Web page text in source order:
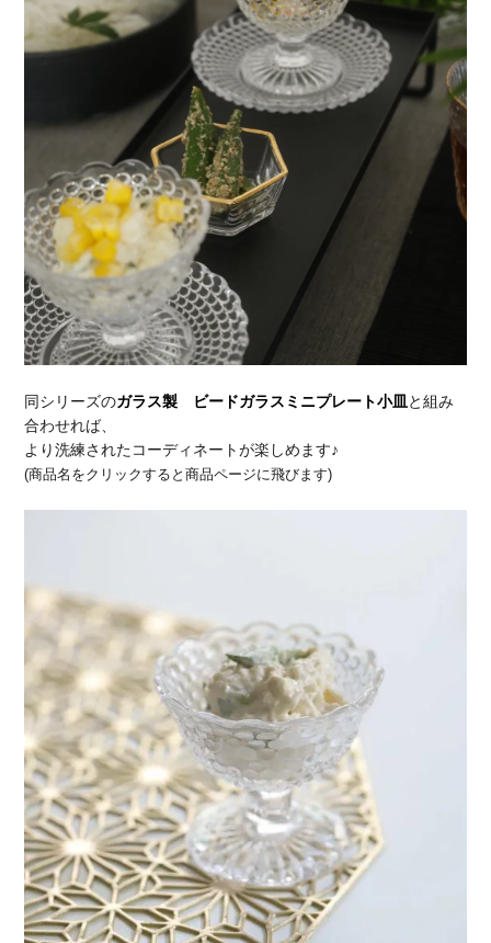
同シリーズのガラス製 ビードガラスミニプレート小皿 と組み
合わせれば、
より洗練されたコーディネートが楽しめます♪
(商品名をクリックすると商品ページに飛びます)